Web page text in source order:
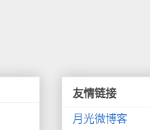
友情链接
月光微博客